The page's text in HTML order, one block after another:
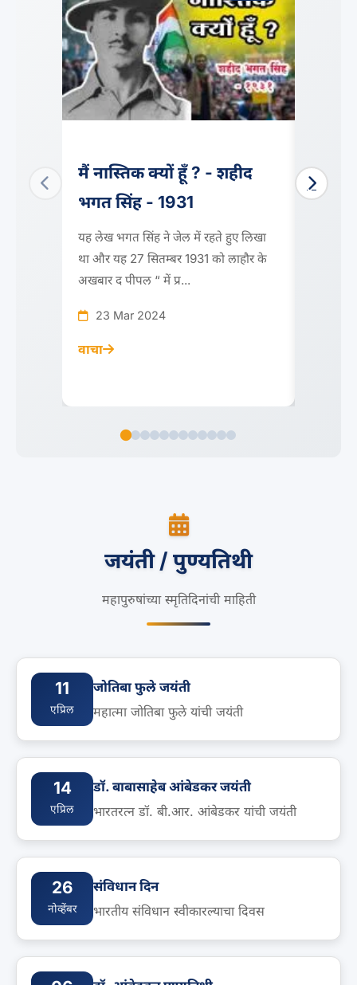
मैं नास्तिक क्यों हूँ ? - शहीद
भगत सिंह - 1931
यह लेख भगत सिंह ने जेल में रहते हुए लिखा
था और यह 27 सितम्बर 1931 को लाहौर के
अखबार द पीपल “ में प्र...
23 Mar 2024
वाचा
Why
जयंती / पुण्यतिथी
महापुरुषांच्या स्मृतिदिनांची माहिती
11
एप्रिल
जोतिबा फुले जयंती
महात्मा जोतिबा फुले यांची जयंती
14
एप्रिल
डॉ. बाबासाहेब आंबेडकर जयंती
भारतरत्न डॉ. बी.आर. आंबेडकर यांची जयंती
26
नोव्हेंबर
संविधान दिन
भारतीय संविधान स्वीकारल्याचा दिवस